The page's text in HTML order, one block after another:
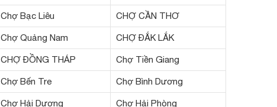
Chợ Bạc Liêu CHỢ CẦN THƠ
Chợ Quảng Nam CHỢ ĐẮK LẮK
CHỢ ĐỒNG THÁP Chợ Tiền Giang
Chợ Bến Tre Chợ Bình Dương
Chợ Hải Dương Chợ Hải Phòng